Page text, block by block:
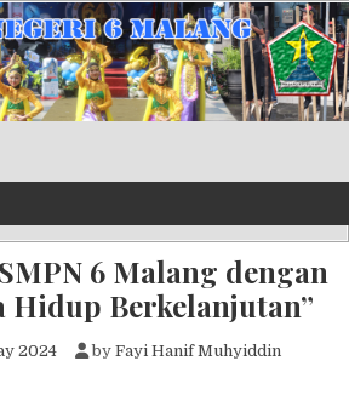
6 Malang dengan
Hidup Berkelanjutan”
2024 by Fayi Hanif Muhyiddin